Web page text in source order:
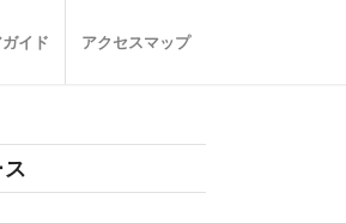
イド アクセスマップ